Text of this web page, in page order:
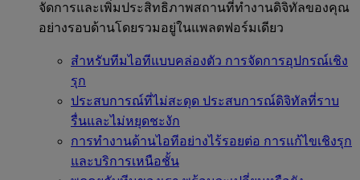
จัดการและเพิ่มประสิทธิภาพสถานที่ทำงานดิจิทัลของคุณ
อย่างรอบด้านโดยรวมอยู่ในแพลตฟอร์มเดียว
สำหรับทีมไอทีแบบคล่องตัว การจัดการอุปกรณ์เชิง
รุก
ประสบการณ์ที่ไม่สะดุด ประสบการณ์ดิจิทัลที่ราบ
รื่นและไม่หยุดชะงัก
การทำงานด้านไอทีอย่างไร้รอยต่อ การแก้ไขเชิงรุก
และบริการเหนือชั้น